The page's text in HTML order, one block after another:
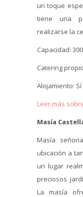
un toque
tiene una
realizarse la
Capacidad: 300
Catering
Alojamiento: Sí
Leer más
Masía
Masía
ubicación a
un lugar
preciosos
La masía